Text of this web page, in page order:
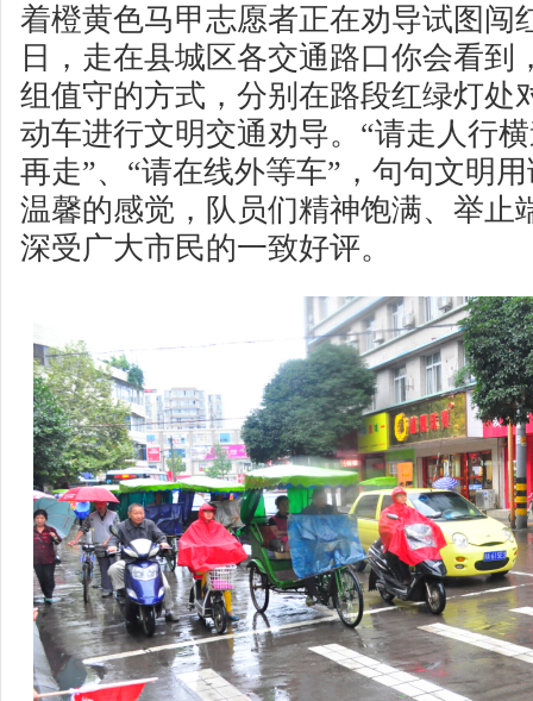
着橙黄色马甲志愿者正在劝导试图闯
日，走在县城区各交通路口你会看到
组值守的方式，分别在路段红绿灯处
动车进行文明交通劝导。“请走人行
再走”、“请在线外等车”，句句文明
温馨的感觉，队员们精神饱满、举止
深受广大市民的一致好评。